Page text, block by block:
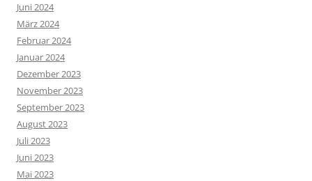
Juni 2024
März 2024
Februar 2024
Januar 2024
Dezember 2023
November 2023
September 2023
August 2023
Juli 2023
Juni 2023
Mai 2023